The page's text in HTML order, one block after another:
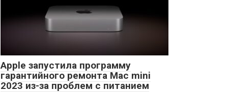
Apple запустила программу
гарантийного ремонта Mac mini
2023 из-за проблем с питанием